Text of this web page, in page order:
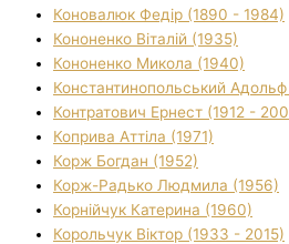
Коновалюк Федір (1890 - 1984)
Кононенко Віталій (1935)
Кононенко Микола (1940)
Константинопольський
Контратович Ернест (1912 -
Коприва Аттіла (1971)
Корж Богдан (1952)
Корж-Радько Людмила (1956)
Корнійчук Катерина (1960)
Корольчук Віктор (1933 - 2015)